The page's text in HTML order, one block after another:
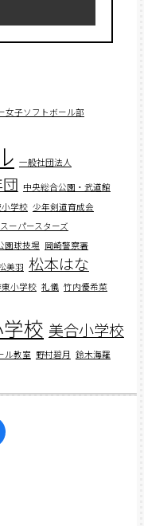
女子ソフトボール部
一般社団法人
中央総合公園・武道館
学校 少年剣道育成会
ーパースターズ
園球技場 岡崎警察署
美羽 松本はな
小学校 礼儀 竹内優希菜
校 美合小学校
ル教室 野村碧月 鈴木海羅